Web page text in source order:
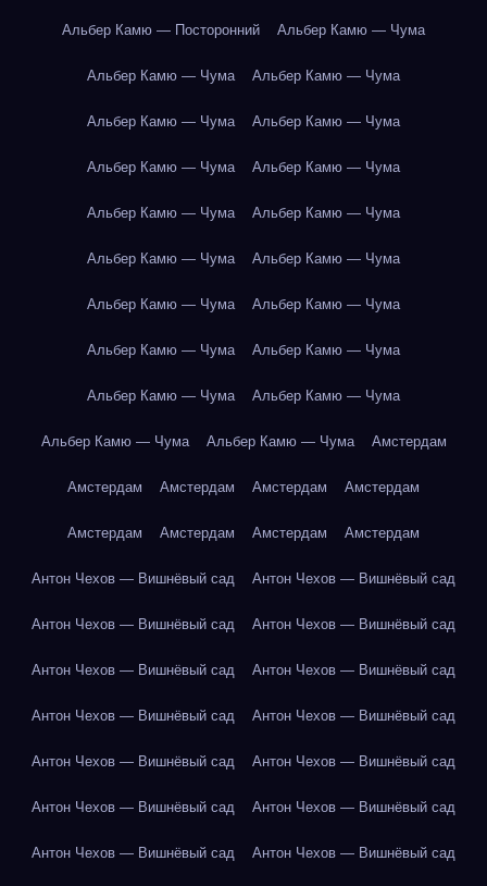
Альбер Камю — Посторонний Альбер Камю — Чума
Альбер Камю — Чума Альбер Камю — Чума
Альбер Камю — Чума Альбер Камю — Чума
Альбер Камю — Чума Альбер Камю — Чума
Альбер Камю — Чума Альбер Камю — Чума
Альбер Камю — Чума Альбер Камю — Чума
Альбер Камю — Чума Альбер Камю — Чума
Альбер Камю — Чума Альбер Камю — Чума
Альбер Камю — Чума Альбер Камю — Чума
Альбер Камю — Чума Альбер Камю — Чума Амстердам
Амстердам Амстердам Амстердам Амстердам
Амстердам Амстердам Амстердам Амстердам
Антон Чехов — Вишнёвый сад Антон Чехов — Вишнёвый сад
Антон Чехов — Вишнёвый сад Антон Чехов — Вишнёвый сад
Антон Чехов — Вишнёвый сад Антон Чехов — Вишнёвый сад
Антон Чехов — Вишнёвый сад Антон Чехов — Вишнёвый сад
Антон Чехов — Вишнёвый сад Антон Чехов — Вишнёвый сад
Антон Чехов — Вишнёвый сад Антон Чехов — Вишнёвый сад
Антон Чехов — Вишнёвый сад Антон Чехов — Вишнёвый сад